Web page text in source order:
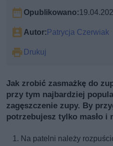
Opublikowano:
Autor:Patrycja Czerwiak
Drukuj
Jak zrobić zasmażkę do
przy tym najbardziej
zagęszczenie zupy. By
potrzebujesz tylko masło i
Na patelni należy